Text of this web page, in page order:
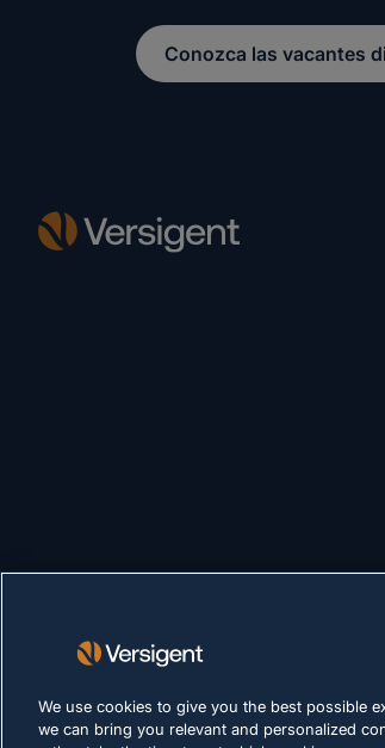
Conozca las vacantes
We use cookies to give you the best possible
we can bring you relevant and personalized